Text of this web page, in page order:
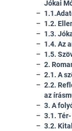
Jókai
1.2.
1.3.
1.4. Az
1.5.
2.
2.1. A
2.2.
az
3. A
3.1.
3.2.